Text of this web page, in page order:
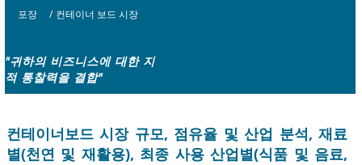
포장 / 컨테이너 보드 시장
"귀하의 비즈니스에 대한 지
적 통찰력을 결합"
컨테이너보드 시장 규모, 점유율 및 산업 분석, 재료
별(천연 및 재활용), 최종 사용 산업별(식품 및 음료,